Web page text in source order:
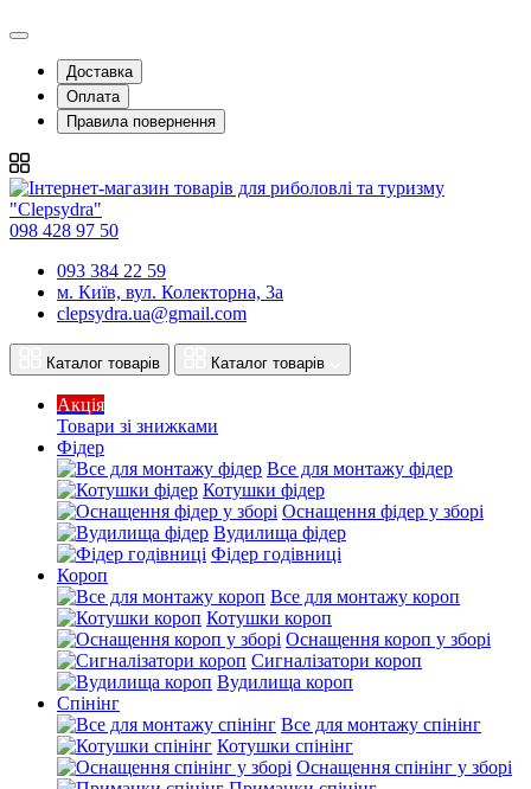
Доставка
Оплата
Правила повернення
098 428 97 50
093 384 22 59
м. Київ, вул. Колекторна, 3а
clepsydra.ua@gmail.com
Каталог товарів Каталог товарів
Акція
Товари зі знижками
Фідер
Все для монтажу фідер
Котушки фідер
Оснащення фідер у зборі
Вудилища фідер
Фідер годівниці
Короп
Все для монтажу короп
Котушки короп
Оснащення короп у зборі
Сигналізатори короп
Вудилища короп
Спінінг
Все для монтажу спінінг
Котушки спінінг
Оснащення спінінг у зборі